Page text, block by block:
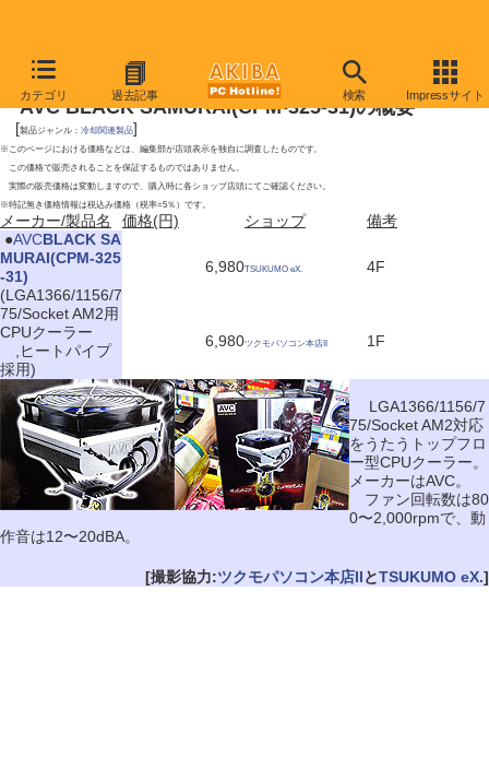
カテゴリ 過去記事 検索 Impressサイト
2009年9月19日号
AVC BLACK SAMURAI(CPM-325-31)の概要
[製品ジャンル： 冷却関連製品]
※このページにおける価格などは、編集部が店頭表示を独自に調査したものです。
この価格で販売されることを保証するものではありません。
実際の販売価格は変動しますので、購入時に各ショップ店頭にてご確認ください。
※特記無き価格情報は税込み価格（税率=5％）です。
メーカー/製品名 価格(円) ショップ
備考
●AVCBLACK SA
MURAI(CPM-325
-31)
(LGA1366/1156/7
75/Socket AM2用
CPUクーラー
,ヒートパイプ
採用)
6,980TSUKUMO eX. 4F
6,980ツクモパソコン本店II 1F
LGA1366/1156/7
75/Socket AM2対応
をうたうトップフロ
ー型CPUクーラー。
メーカーはAVC。
ファン回転数は80
0〜2,000rpmで、動
作音は12〜20dBA。
[撮影協力:ツクモパソコン本店IIとTSUKUMO eX.]